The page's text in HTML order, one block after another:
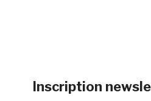
Inscription